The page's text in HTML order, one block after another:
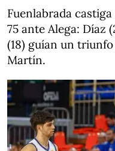
Fuenlabrada
75 ante Alega: Díaz
(18) guían un
Martín.